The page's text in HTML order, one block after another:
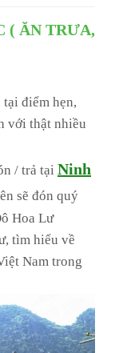
( ĂN TRƯA,
tại điểm hẹn,
với thật nhiều
/ trả tại Ninh
sẽ đón quý
Hoa Lư
tìm hiểu về
Nam trong